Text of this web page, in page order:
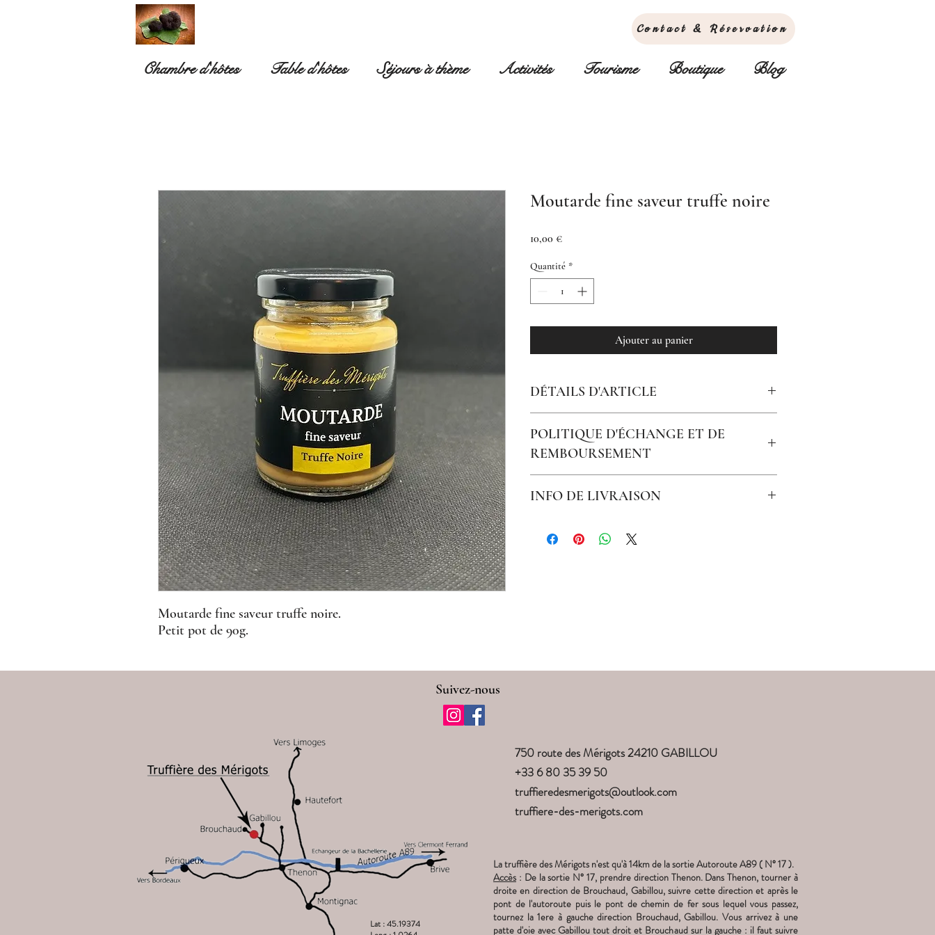
Contact & Réservation
Chambre d'hôtes Table d'hôtes Séjours à thème Activités Tourisme Boutique Blog
Moutarde fine saveur truffe noire.
Petit pot de 90g.
Moutarde fine saveur truffe noire
10,00 €Prix
Quantité *
Ajouter au panier
DÉTAILS D'ARTICLE
POLITIQUE D'ÉCHANGE ET DE
REMBOURSEMENT
INFO DE LIVRAISON
Me contacter pour toute commande 0680353950
2026 Vente de Truffe, Truffes du Périgord, producteur de truffe noire, truffière en Périgord
Suivez-nous
Lat : 45.19374
750 route des Mérigots 24210 GABILLOU
+33 6 80 35 39 50
truffieredesmerigots@outlook.com
truffiere-des-merigots.com
La truffière des Mérigots n'est qu'à 14km de la sortie Autoroute A89 ( N° 17 ).
Accès : De la sortie N° 17, prendre direction Thenon. Dans Thenon, tourner à
droite en direction de Brouchaud, Gabillou, suivre cette direction et après le
pont de l'autoroute puis le pont de chemin de fer sous lequel vous passez,
tournez la 1ere à gauche direction Brouchaud, Gabillou. Vous arrivez à une
patte d'oie avec Gabillou tout droit et Brouchaud sur la gauche : il faut suivre